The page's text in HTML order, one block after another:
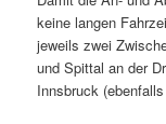
keine langen
jeweils zwei
und Spittal an der
Innsbruck